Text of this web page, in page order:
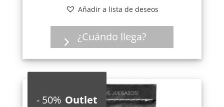
era:
4,95 €.
es:
2,48 €.
Añadir a lista de deseos
¿Cuándo llega?
-50% Outlet